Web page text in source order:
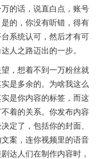
的话，说直白点，账号
的，你没有听错，得有
系统认可，然后才有可
人之路迈出的一步。
，想着不到一万粉丝就
是多余的。为啥我这么
是你内容的标签，而这
着的关系。你发布内容
定了，包括你的封面、
案，连你视频里的语音
达人们在制作内容时，